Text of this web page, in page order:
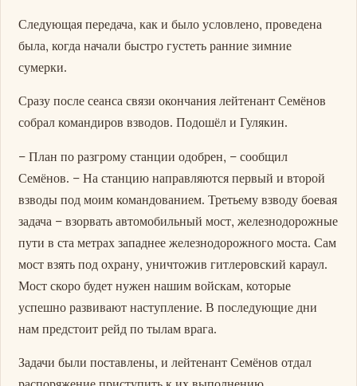
Следующая передача, как и было условлено, проведена
была, когда начали быстро густеть ранние зимние
сумерки.
Сразу после сеанса связи окончания лейтенант Семёнов
собрал командиров взводов. Подошёл и Гулякин.
– План по разгрому станции одобрен, – сообщил
Семёнов. – На станцию направляются первый и второй
взводы под моим командованием. Третьему взводу боевая
задача – взорвать автомобильный мост, железнодорожные
пути в ста метрах западнее железнодорожного моста. Сам
мост взять под охрану, уничтожив гитлеровский караул.
Мост скоро будет нужен нашим войскам, которые
успешно развивают наступление. В последующие дни
нам предстоит рейд по тылам врага.
Задачи были поставлены, и лейтенант Семёнов отдал